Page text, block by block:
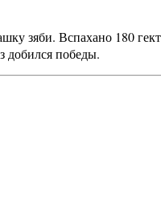
Вспахано 180
добился победы.